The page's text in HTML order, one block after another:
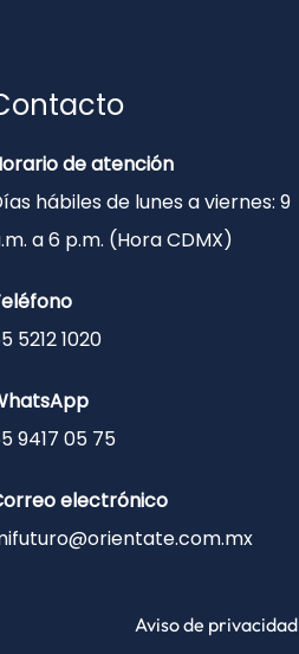
de atención
hábiles de lunes a viernes: 9
a 6 p.m. (Hora CDMX)
5212 1020
9417 05 75
electrónico
Aviso de privacidad